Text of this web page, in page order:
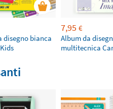
disegno bianca
7,95 €
Album da
multitecnica